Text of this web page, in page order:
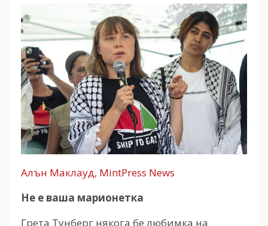
Алън Маклауд, MintPress News
Не е ваша марионетка
Грета Тунберг някога бе любимка на